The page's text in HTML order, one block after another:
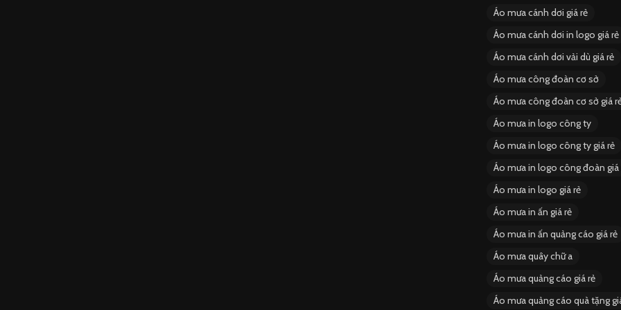
Áo mưa cánh dơi giá rẻ
Áo mưa cánh dơi in logo giá rẻ
Áo mưa cánh dơi vải dù giá rẻ
Áo mưa công đoàn cơ sở
Áo mưa công đoàn cơ sở giá
Áo mưa in logo công ty
Áo mưa in logo công ty giá rẻ
Áo mưa in logo công đoàn giá
Áo mưa in logo giá rẻ
Áo mưa in ấn giá rẻ
Áo mưa in ấn quảng cáo giá rẻ
Áo mưa quây chữ a
Áo mưa quảng cáo giá rẻ
Áo mưa quảng cáo quà tặng